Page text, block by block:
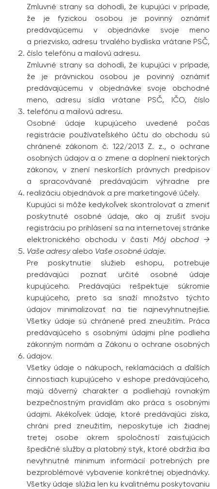
Zmluvné strany sa dohodli, že kupujúci v prípade,
že je fyzickou osobou je povinný oznámiť
predávajúcemu v objednávke svoje meno
a priezvisko, adresu trvalého bydliska vrátane PSČ,
číslo telefónu a mailovú adresu.
Zmluvné strany sa dohodli, že kupujúci v prípade,
že je právnickou osobou je povinný oznámiť
predávajúcemu v objednávke svoje obchodné
meno, adresu sídla vrátane PSČ, IČO, číslo
telefónu a mailovú adresu.
Osobné údaje kupujúceho uvedené počas
registrácie používateľského účtu do obchodu sú
chránené zákonom č. 122/2013 Z. z., o ochrane
osobných údajov a o zmene a doplnení niektorých
zákonov, v znení neskorších právnych predpisov
a spracovávané predávajúcim výhradne pre
realizáciu objednávok a pre marketingové účely.
Kupujúci si môže kedykoľvek skontrolovať a zmeniť
poskytnuté osobné údaje, ako aj zrušiť svoju
registráciu po prihlásení sa na internetovej stránke
elektronického obchodu v časti Môj obchod →
Vaše adresyalebo Vaše osobné údaje.
Pre poskytnutie služieb eshopu, potrebuje
predávajúci poznať určité osobné údaje
kupujúceho. Predávajúci rešpektuje súkromie
kupujúceho, preto sa snaží množstvo týchto
údajov minimalizovať na tie najnevyhnutnejšie.
Všetky údaje sú chránené pred zneužitím. Práca
predávajúceho s osobnými údajmi plne podlieha
zákonným normám a Zákonu o ochrane osobných
údajov.
Všetky údaje o nákupoch, reklamáciách a ďalších
činnostiach kupujúceho v eshope predávajúceho,
majú dôverný charakter a podliehajú rovnakým
bezpečnostným pravidlám ako práca s osobnými
údajmi. Akékoľvek údaje, ktoré predávajúci získa,
chráni pred zneužitím, neposkytuje ich žiadnej
tretej osobe okrem spoločností zaisťujúcich
špedičné služby a platobný styk, ktoré obdržia iba
nevyhnutné minimum informácií potrebných pre
bezproblémové vybavenie konkrétnej objednávky.
Všetky údaje slúžia len ku kvalitnému poskytovaniu